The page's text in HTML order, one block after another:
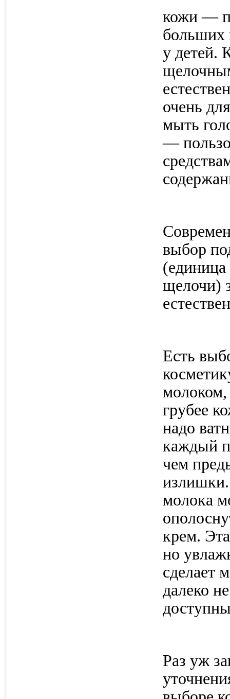
кожи —
больших
у детей.
очень
мыть
—
выбор
щелочи)
Есть
грубее
надо
каждый
чем
молока
крем.
но
сделает
далеко
Раз уж